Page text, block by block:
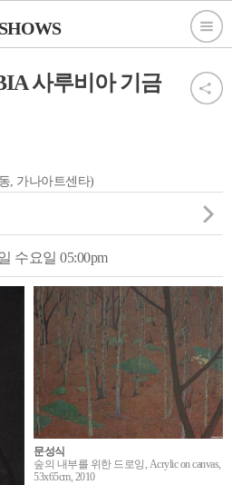
SHOWS
사루비아 기금
, 가나아트센타)
수요일 05:00pm
문성식
숲의 내부를 위한 드로잉, Acrylic on canvas,
53x65cm, 2010